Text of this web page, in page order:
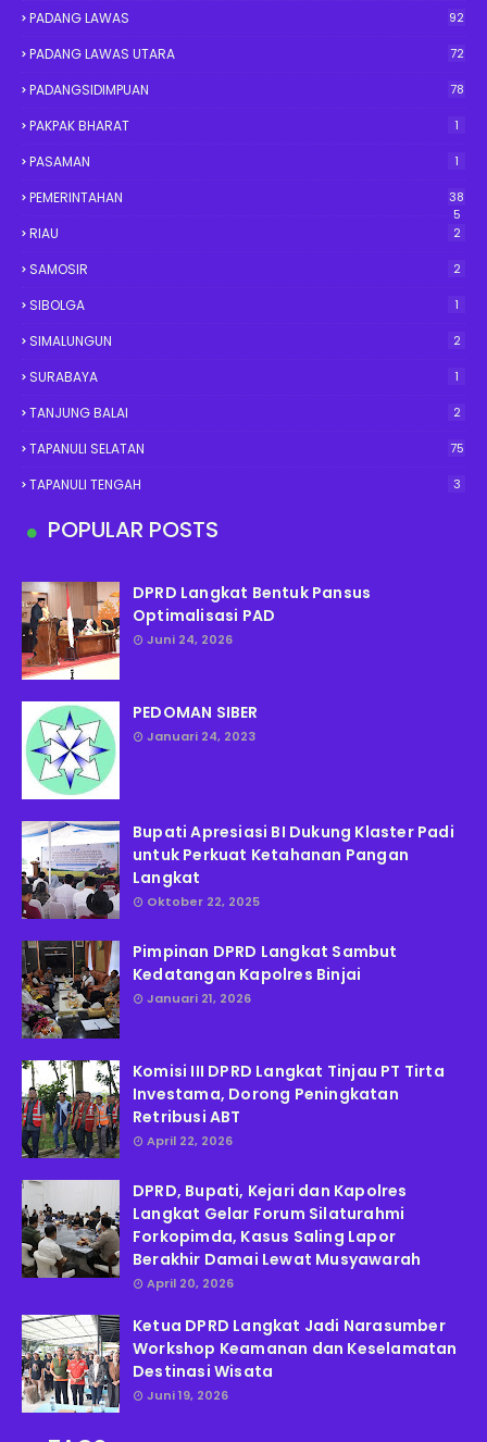
PADANG LAWAS 92
PADANG LAWAS UTARA 72
PADANGSIDIMPUAN 78
PAKPAK BHARAT 1
PASAMAN 1
PEMERINTAHAN
38
5
RIAU 2
SAMOSIR 2
SIBOLGA 1
SIMALUNGUN 2
SURABAYA 1
TANJUNG BALAI 2
TAPANULI SELATAN 75
TAPANULI TENGAH 3
POPULAR POSTS
DPRD Langkat Bentuk Pansus
Optimalisasi PAD
Juni 24, 2026
PEDOMAN SIBER
Januari 24, 2023
Bupati Apresiasi BI Dukung Klaster Padi
untuk Perkuat Ketahanan Pangan
Langkat
Oktober 22, 2025
Pimpinan DPRD Langkat Sambut
Kedatangan Kapolres Binjai
Januari 21, 2026
Komisi III DPRD Langkat Tinjau PT Tirta
Investama, Dorong Peningkatan
Retribusi ABT
April 22, 2026
DPRD, Bupati, Kejari dan Kapolres
Langkat Gelar Forum Silaturahmi
Forkopimda, Kasus Saling Lapor
Berakhir Damai Lewat Musyawarah
April 20, 2026
Ketua DPRD Langkat Jadi Narasumber
Workshop Keamanan dan Keselamatan
Destinasi Wisata
Juni 19, 2026